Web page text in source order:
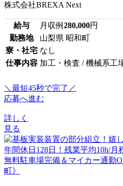
株式会社BREXA Next
給与 月収例 280,000円
勤務地
山梨県 昭和町
寮・社宅 なし
仕事内容 加工・検査 / 機械系工
＼最短45秒で完了／
応募へ進む
詳しく
見る